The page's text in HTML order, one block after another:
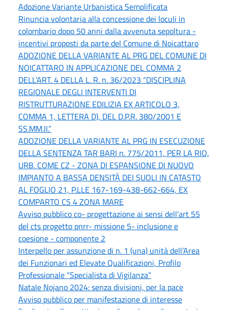
Adozione Variante Urbanistica Semplificata
Rinuncia volontaria alla concessione dei loculi in
colombario dopo 50 anni dalla avvenuta sepoltura -
incentivi proposti da parte del Comune di Noicattaro
ADOZIONE DELLA VARIANTE AL PRG DEL COMUNE DI
NOICATTARO IN APPLICAZIONE DEL COMMA 2
DELL’ART. 4 DELLA L. R. n. 36/2023 “DISCIPLINA
REGIONALE DEGLI INTERVENTI DI
RISTRUTTURAZIONE EDILIZIA EX ARTICOLO 3,
COMMA 1, LETTERA D), DEL D.P.R. 380/2001 E
SS.MM.II.”
ADOZIONE DELLA VARIANTE AL PRG IN ESECUZIONE
DELLA SENTENZA TAR BARI n. 775/2011, PER LA RIQ.
URB. COME CZ - ZONA DI ESPANSIONE DI NUOVO
IMPIANTO A BASSA DENSITÀ DEI SUOLI IN CATASTO
AL FOGLIO 21, P.LLE 167-169-438-662-664, EX
COMPARTO CS 4 ZONA MARE
Avviso pubblico co- progettazione ai sensi dell'art 55
del cts progetto pnrr- missione 5- inclusione e
coesione - componente 2
Interpello per assunzione di n. 1 (una) unità dell’Area
dei Funzionari ed Elevate Qualificazioni, Profilo
Professionale “Specialista di Vigilanza”
Natale Nojano 2024: senza divisioni, per la pace
Avviso pubblico per manifestazione di interesse